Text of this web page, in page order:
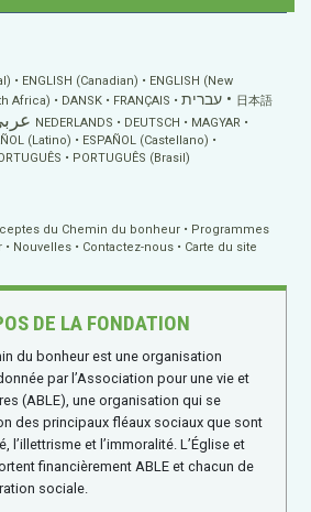
ENGLISH (Canadian)
ENGLISH (New
Africa) DANSK FRANÇAIS עברית
日本語
NEDERLANDS DEUTSCH
MAGYAR
(Latino)
ESPAÑOL (Castellano)
PORTUGUÊS (Brasil)
du Chemin du bonheur
Programmes
Nouvelles Contactez-nous
Carte du site
DE LA FONDATION
du bonheur est une organisation
par l’Association pour une vie et
(ABLE), une organisation qui se
des principaux fléaux sociaux que sont
l’illettrisme et l’immoralité. L’Église et
financièrement ABLE et chacun de
sociale.